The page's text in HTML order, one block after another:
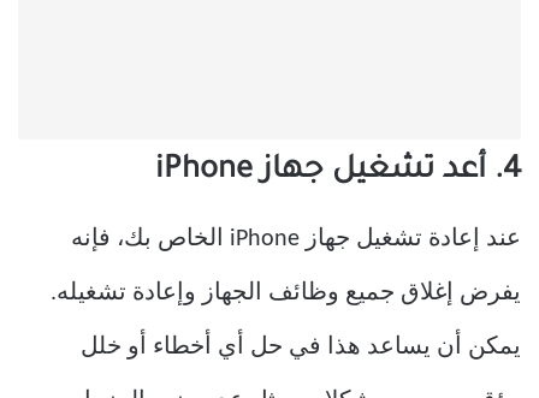
4. أعد تشغيل جهاز iPhone
عند إعادة تشغيل جهاز iPhone الخاص بك، فإنه
يفرض إغلاق جميع وظائف الجهاز وإعادة تشغيله.
يمكن أن يساعد هذا في حل أي أخطاء أو خلل